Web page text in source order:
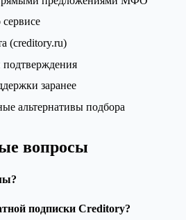
(creditory.ru)
подтверждения
заранее
альтернативы подбора
вопросы
подписки Creditory?